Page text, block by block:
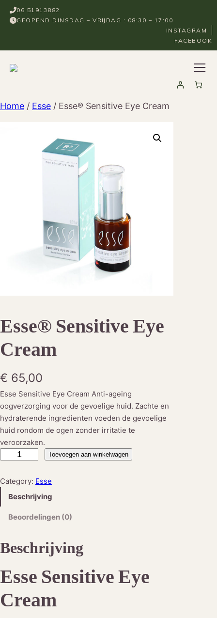
naar
06 51913882
GEOPEND DINSDAG – VRIJDAG : 08:30 – 17:00
INSTAGRAM
FACEBOOK
Home / Esse / Esse® Sensitive Eye Cream
Esse® Sensitive Eye
Cream
€ 65,00
Esse Sensitive Eye Cream Anti-ageing
oogverzorging voor de gevoelige huid. Zachte en
hydraterende ingredienten voeden de gevoelige
huid rondom de ogen zonder irritatie te
veroorzaken.
s
e
s
v
Toevoegen aan winkelwagen
Category: Esse
Beschrijving
Beoordelingen (0)
Beschrijving
Esse Sensitive Eye
Cream